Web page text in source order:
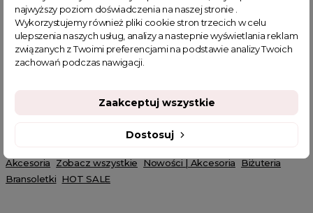
elegancję i delikatność.
Zatrzaskowa wygoda
Nasza bransoletka jest zapinana na wygodny zatrzask, co
sprawia, że jej noszenie jest niezwykle komfortowe. Daj się
Akcesoria Zobacz wszystkie Nowości | Akcesoria
Biżuteria
Bransoletki HOT SALE
najwyższy poziom doświadczenia na naszej stronie .
Wykorzystujemy również pliki cookie stron trzecich w celu
ulepszenia naszych usług, analizy a nastepnie wyświetlania reklam
związanych z Twoimi preferencjami na podstawie analizy Twoich
zachowań podczas nawigacji.
Dostosuj
Zaakceptuj wszystkie